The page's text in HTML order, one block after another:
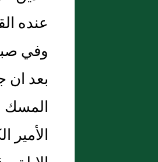
عنده
وفي
بعد
المسك
الأمير